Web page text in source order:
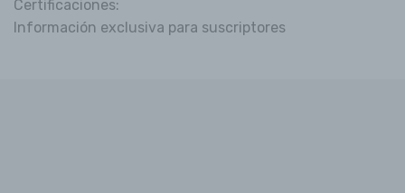
Certificaciones:
Información exclusiva para suscriptores